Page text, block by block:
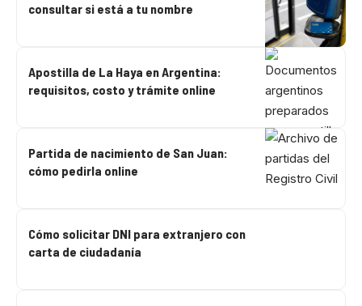
consultar si está a tu nombre
Apostilla de La Haya en Argentina:
requisitos, costo y trámite online
Partida de nacimiento de San Juan:
cómo pedirla online
Cómo solicitar DNI para extranjero con
carta de ciudadanía